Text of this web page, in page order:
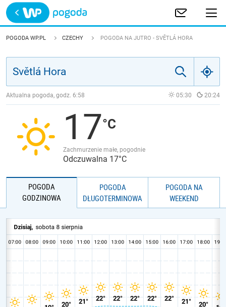
Trwa ładowanie
POLSKA
JAKOŚĆ POWIETRZA
POGODA WP.PL CZECHY POGODA NA JUTRO - SVĚTLÁ HORA
Aktualna pogoda, godz. 6:58 05:30 20:24
17
Zachmurzenie małe, pogodnie
Odczuwalna 17°C
POGODA
GODZINOWA
POGODA
DŁUGOTERMINOWA
POGODA NA
WEEKEND